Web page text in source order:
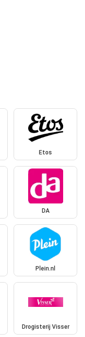
Etos
DA
Plein.nl
Drogisterij Visser